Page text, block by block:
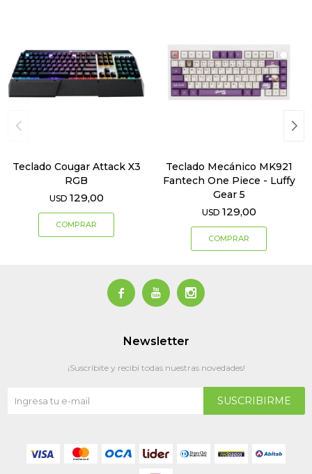
Teclado Cougar Attack X3
RGB
USD 129,00
Teclado Mecánico MK921
Fantech One Piece - Luffy
Gear 5
USD 129,00
  
Newsletter
¡Suscribite y recibí todas nuestras novedades!
SUSCRIBIRME